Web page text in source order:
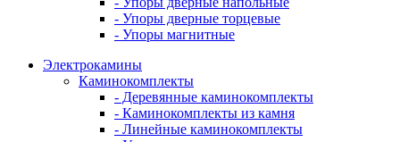
- Упоры дверные торцевые
- Упоры магнитные
Электрокамины
Каминокомплекты
- Деревянные каминокомплекты
- Каминокомплекты из камня
- Линейные каминокомплекты